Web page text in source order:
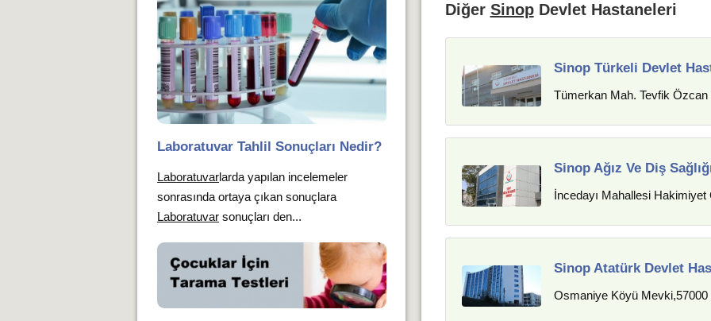
Diğer SinopDevlet Hastaneleri
Sinop Türkeli Devlet
Tümerkan Mah. Tevfik
Sinop Ağız Ve Diş
İncedayı Mahallesi
Sinop Atatürk Devlet
Osmaniye Köyü Mevki,57000
Laboratuvar Tahlil Sonuçları Nedir?
Laboratuvarlarda yapılan incelemeler
sonrasında ortaya çıkan sonuçlara
Laboratuvar sonuçları den...